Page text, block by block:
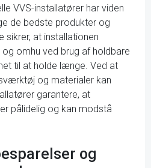
VVS-installatører har viden
de bedste produkter og
sikrer, at installationen
omhu ved brug af holdbare
til at holde længe. Ved at
og materialer kan
garantere, at
pålidelig og kan modstå
og